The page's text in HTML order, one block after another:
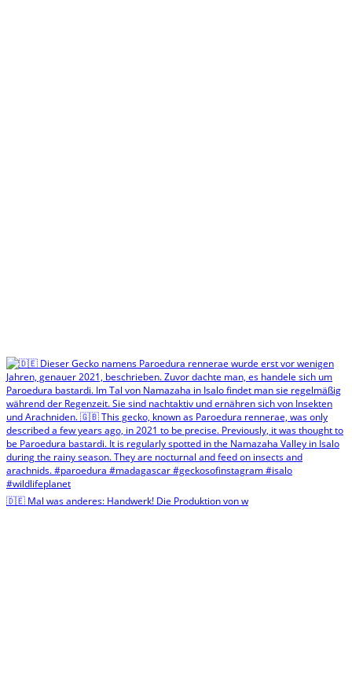
🇩🇪 Mal was anderes: Handwerk! Die Produktion von w